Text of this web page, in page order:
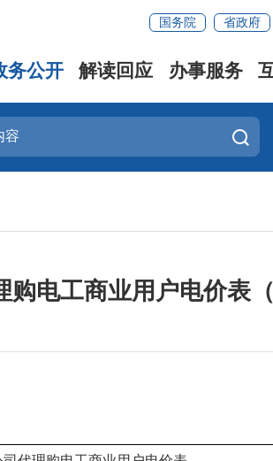
国务院 省政府
务公开 解读回应 办事服务
电工商业用户电价表（